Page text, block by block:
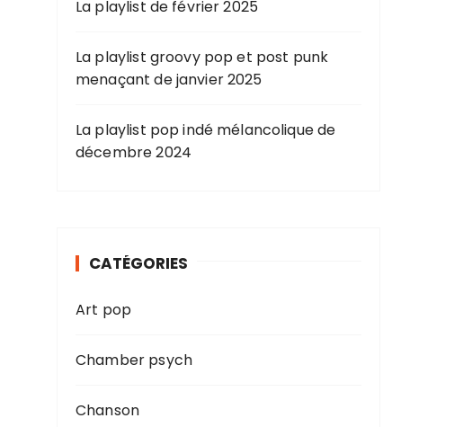
La playlist de février 2025
La playlist groovy pop et post punk
menaçant de janvier 2025
La playlist pop indé mélancolique de
décembre 2024
CATÉGORIES
Art pop
Chamber psych
Chanson